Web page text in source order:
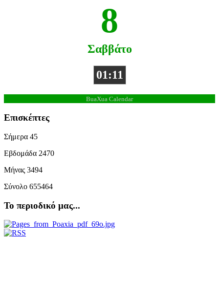
8
Σαββάτο
01:11
BuaXua Calendar
Επισκέπτες
Σήμερα 45
Εβδομάδα 2470
Μήνας 3494
Σύνολο 655464
Το περιοδικό μας...